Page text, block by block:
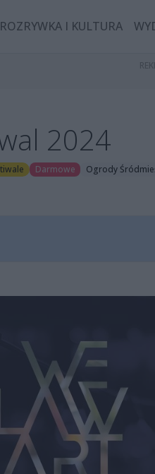
ROZRYWKA I KULTURA
2024
Darmowe Ogrody